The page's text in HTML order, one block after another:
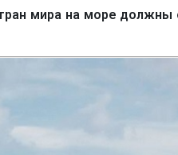
мира на море